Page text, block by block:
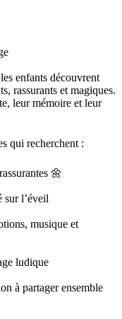
enfants découvrent
rassurants et magiques.
leur mémoire et leur
qui recherchent :
🌼
sur l’éveil
musique et
ludique
à partager ensemble